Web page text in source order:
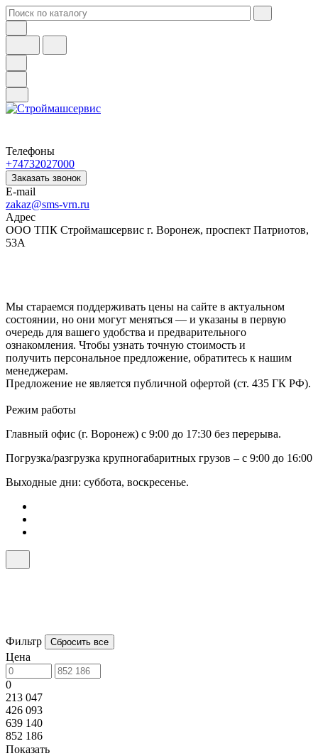
Телефоны
+74732027000
Заказать звонок
E-mail
zakaz@sms-vrn.ru
Адрес
ООО ТПК Строймашсервис г. Воронеж, проспект Патриотов,
53А
Мы стараемся поддерживать цены на сайте в актуальном
состоянии, но они могут меняться — и указаны в первую
очередь для вашего удобства и предварительного
ознакомления. Чтобы узнать точную стоимость и
получить персональное предложение, обратитесь к нашим
менеджерам.
Предложение не является публичной офертой (ст. 435 ГК РФ).
Режим работы
Главный офис (г. Воронеж) с 9:00 до 17:30 без перерыва.
Погрузка/разгрузка крупногабаритных грузов – с 9:00 до 16:00
Выходные дни: суббота, воскресенье.
Фильтр Сбросить все
Цена
0
213 047
426 093
639 140
852 186
Показать